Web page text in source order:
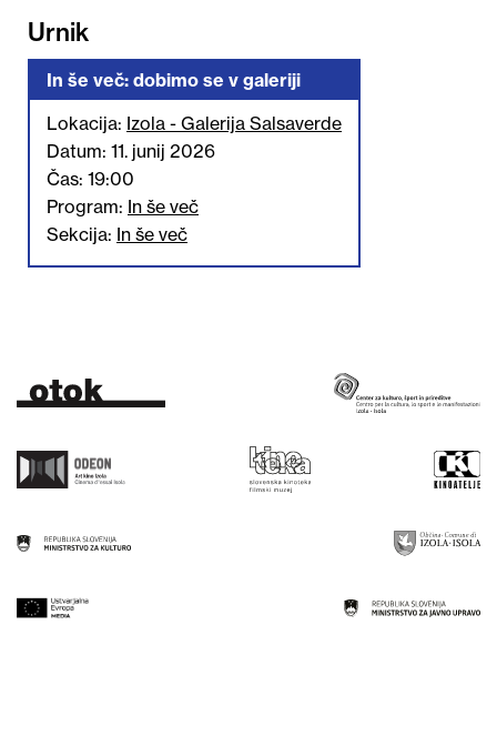
Urnik
In še več: dobimo se v galeriji
Lokacija: Izola - Galerija Salsaverde
Datum: 11. junij 2026
Čas: 19:00
Program: In še več
Sekcija: In še več